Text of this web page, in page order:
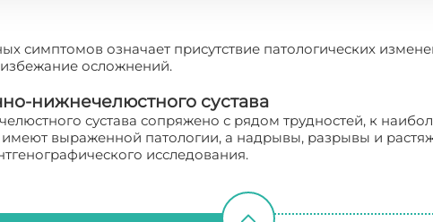
симптомов означает присутствие патологических
осложнений.
нижнечелюстного сустава
сустава сопряжено с рядом трудностей, к
выраженной патологии, а надрывы, разрывы и
исследования.